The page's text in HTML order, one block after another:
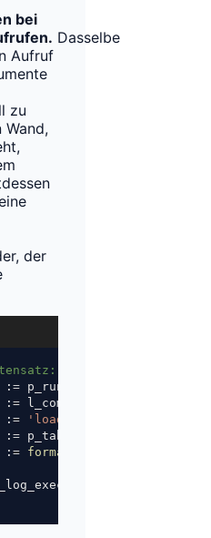
bei
Dasselbe
Aufruf
zu
Wand,
der
Lauf-Start
: = p_run_id;
: = l_component;
: = 'load_start'
: = p_table_name;
: = format